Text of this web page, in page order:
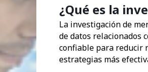
¿Qué es la
La investigación de
de datos relacionados
confiable para reducir
estrategias más